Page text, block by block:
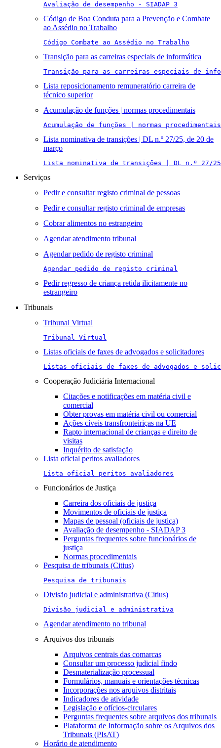
Avaliação de desempenho - SIADAP 3
Código de Boa Conduta para a Prevenção e Combate
ao Assédio no Trabalho
Código Combate ao Assédio no Trabalho
Transição para as carreiras especiais de informática
Transição para as carreiras especiais de
Lista reposicionamento remuneratório carreira de
técnico superior
Acumulação de funções | normas procedimentais
Acumulação de funções | normas procedimentais
Lista nominativa de transições | DL n.º 27/25, de 20 de
março
Lista nominativa de transições | DL n.º 27/
Serviços
Pedir e consultar registo criminal de pessoas
Pedir e consultar registo criminal de empresas
Cobrar alimentos no estrangeiro
Agendar atendimento tribunal
Agendar pedido de registo criminal
Agendar pedido de registo criminal
Pedir regresso de criança retida ilicitamente no
estrangeiro
Tribunais
Tribunal Virtual
Tribunal Virtual
Listas oficiais de faxes de advogados e solicitadores
Listas oficiais de faxes de advogados e
Cooperação Judiciária Internacional
Citações e notificações em matéria civil e
comercial
Obter provas em matéria civil ou comercial
Ações cíveis transfronteiriças na UE
Rapto internacional de crianças e direito de
visitas
Inquérito de satisfação
Lista oficial peritos avaliadores
Lista oficial peritos avaliadores
Funcionários de Justiça
Carreira dos oficiais de justiça
Movimentos de oficiais de justiça
Mapas de pessoal (oficiais de justiça)
Avaliação de desempenho - SIADAP 3
Perguntas frequentes sobre funcionários de
justiça
Normas procedimentais
Pesquisa de tribunais (Citius)
Pesquisa de tribunais
Divisão judicial e administrativa (Citius)
Divisão judicial e administrativa
Agendar atendimento no tribunal
Arquivos dos tribunais
Arquivos centrais das comarcas
Consultar um processo judicial findo
Desmaterialização processual
Formulários, manuais e orientações técnicas
Incorporações nos arquivos distritais
Indicadores de atividade
Legislação e ofícios-circulares
Perguntas frequentes sobre arquivos dos tribunais
Plataforma de Informação sobre os Arquivos dos
Tribunais (PIsAT)
Horário de atendimento